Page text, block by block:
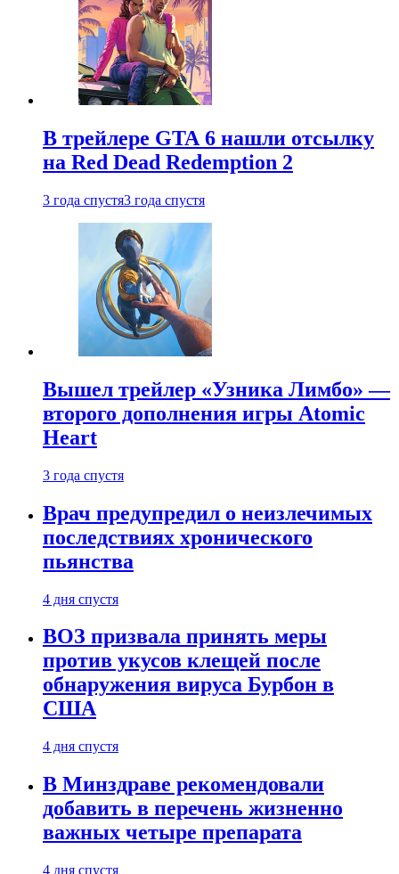
В трейлере GTA 6 нашли отсылку
на Red Dead Redemption 2
3 года спустя3 года спустя
Вышел трейлер «Узника Лимбо» —
второго дополнения игры Atomic
Heart
3 года спустя
Врач предупредил о неизлечимых
последствиях хронического
пьянства
4 дня спустя
ВОЗ призвала принять меры
против укусов клещей после
обнаружения вируса Бурбон в
США
4 дня спустя
В Минздраве рекомендовали
добавить в перечень жизненно
важных четыре препарата
4 дня спустя